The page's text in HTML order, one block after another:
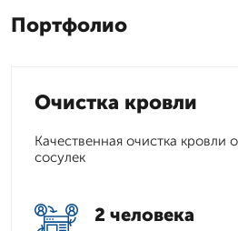
Портфолио
Очистка кровли
Качественная очистка кровли
сосулек
2 человека